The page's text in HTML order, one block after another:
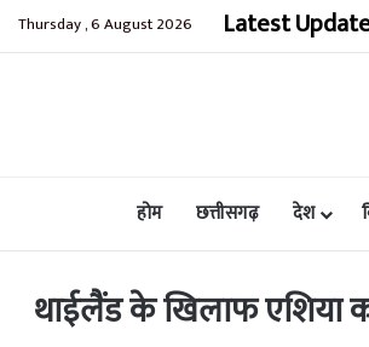
Thursday , 6 August 2026 Latest
होम छत्तीसगढ़ देश
थाईलैंड के खिलाफ एशिया